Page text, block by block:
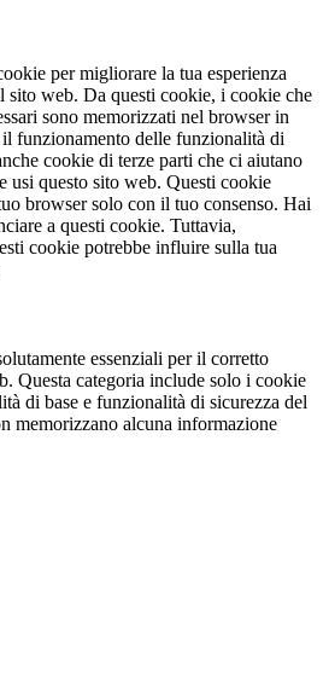
per migliorare la tua esperienza
sito web. Da questi cookie, i cookie che
sono memorizzati nel browser in
funzionamento delle funzionalità di
cookie di terze parti che ci aiutano
usi questo sito web. Questi cookie
browser solo con il tuo consenso. Hai
a questi cookie. Tuttavia,
cookie potrebbe influire sulla tua
essenziali per il corretto
Questa categoria include solo i cookie
di base e funzionalità di sicurezza del
memorizzano alcuna informazione